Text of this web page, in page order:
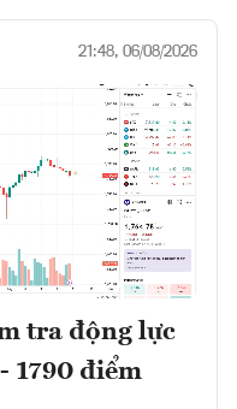
21:48, 06/08/2026
tra động lực
1790 điểm